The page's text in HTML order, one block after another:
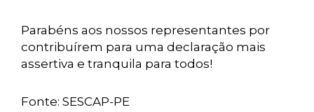
Parabéns aos nossos representantes por
contribuírem para uma declaração mais
assertiva e tranquila para todos!
Fonte: SESCAP-PE